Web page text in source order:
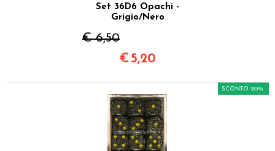
Set 36D6 Opachi -
Grigio/Nero
€ 6,50
€ 5,20
SCONTO 20%